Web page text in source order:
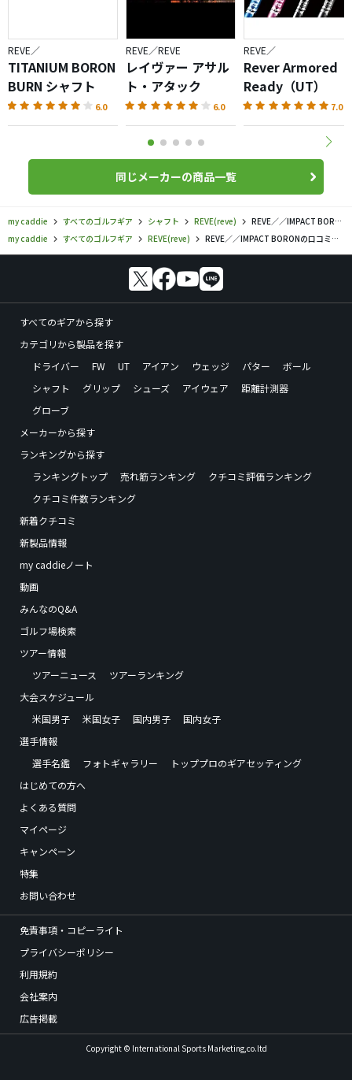
REVE／
TITANIUM BORON
BURN シャフト
6.0
REVE／REVE
レイヴァー アサル
ト・アタック
6.0
REVE／
Rever Armored
Ready（UT）
7.0
同じメーカーの商品一覧
my caddie すべてのゴルフギア シャフト REVE(reve)
REVE／／IMPACT BORONの口コミ評価
my caddie
すべてのゴルフギア REVE(reve) REVE／／IMPACT BORONの口コミ評価
すべてのギアから探す
カテゴリから製品を探す
ドライバー
FW UT アイアン ウェッジ パター
ボール
シャフト
グリップ シューズ アイウェア
距離計測器
グローブ
メーカーから探す
ランキングから探す
ランキングトップ
売れ筋ランキング
クチコミ評価ランキング
クチコミ件数ランキング
新着クチコミ
新製品情報
my caddieノート
動画
みんなのQ&A
ゴルフ場検索
ツアー情報
ツアーニュース
ツアーランキング
大会スケジュール
米国男子
米国女子 国内男子
国内女子
選手情報
選手名鑑
フォトギャラリー
トッププロのギアセッティング
はじめての方へ
よくある質問
マイページ
キャンペーン
特集
お問い合わせ
免責事項・コピーライト
プライバシーポリシー
利用規約
会社案内
広告掲載
Copyright © International Sports Marketing,co.ltd